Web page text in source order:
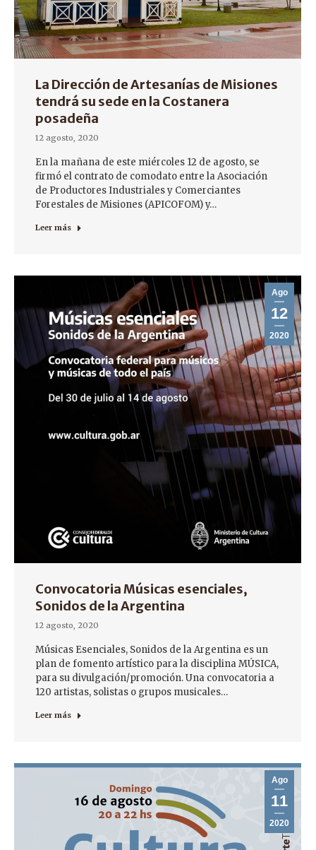
La Dirección de Artesanías de Misiones
tendrá su sede en la Costanera
posadeña
12 agosto, 2020
En la mañana de este miércoles 12 de agosto, se
firmó el contrato de comodato entre la Asociación
de Productores Industriales y Comerciantes
Forestales de Misiones (APICOFOM) y…
Leer más
Ago
12
2020
Convocatoria Músicas esenciales,
Sonidos de la Argentina
12 agosto, 2020
Músicas Esenciales, Sonidos de la Argentina es un
plan de fomento artístico para la disciplina MÚSICA,
para su divulgación/promoción. Una convocatoria a
120 artistas, solistas o grupos musicales…
Leer más
Ago
11
2020